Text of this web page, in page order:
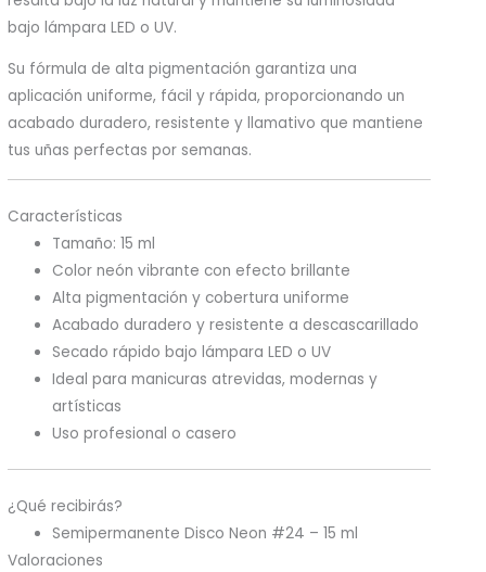
bajo lámpara LED o UV.
Su fórmula de alta pigmentación garantiza una
aplicación uniforme, fácil y rápida, proporcionando un
acabado duradero, resistente y llamativo que mantiene
tus uñas perfectas por semanas.
Características
Tamaño: 15 ml
Color neón vibrante con efecto brillante
Alta pigmentación y cobertura uniforme
Acabado duradero y resistente a descascarillado
Secado rápido bajo lámpara LED o UV
Ideal para manicuras atrevidas, modernas y
artísticas
Uso profesional o casero
¿Qué recibirás?
Semipermanente Disco Neon #24 – 15 ml
Valoraciones